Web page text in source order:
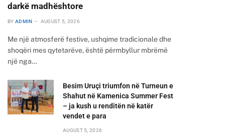
darkë madhështore
BY ADMIN AUGUST 5, 2026
Me një atmosferë festive, ushqime tradicionale dhe
shoqëri mes qytetarëve, është përmbyllur mbrëmë
një nga…
Besim Uruçi triumfon në Turneun e
Shahut në Kamenica Summer Fest
– ja kush u renditën në katër
vendet e para
AUGUST 5, 2026